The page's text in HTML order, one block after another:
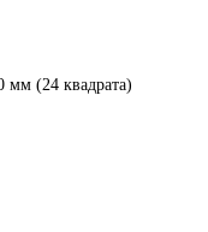
мм (24 квадрата)